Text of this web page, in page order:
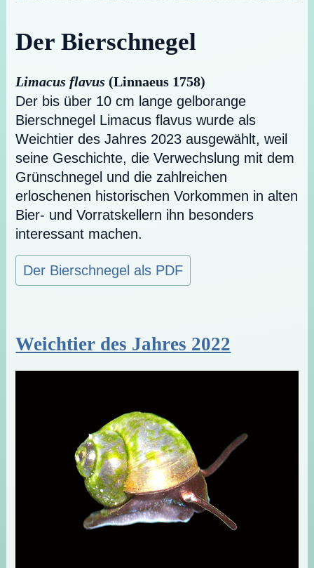
Der Bierschnegel
Limacus flavus (Linnaeus 1758)
Der bis über 10 cm lange gelborange
Bierschnegel Limacus flavus wurde als
Weichtier des Jahres 2023 ausgewählt, weil
seine Geschichte, die Verwechslung mit dem
Grünschnegel und die zahlreichen
erloschenen historischen Vorkommen in alten
Bier- und Vorratskellern ihn besonders
interessant machen.
Der Bierschnegel als PDF
Weichtier des Jahres 2022